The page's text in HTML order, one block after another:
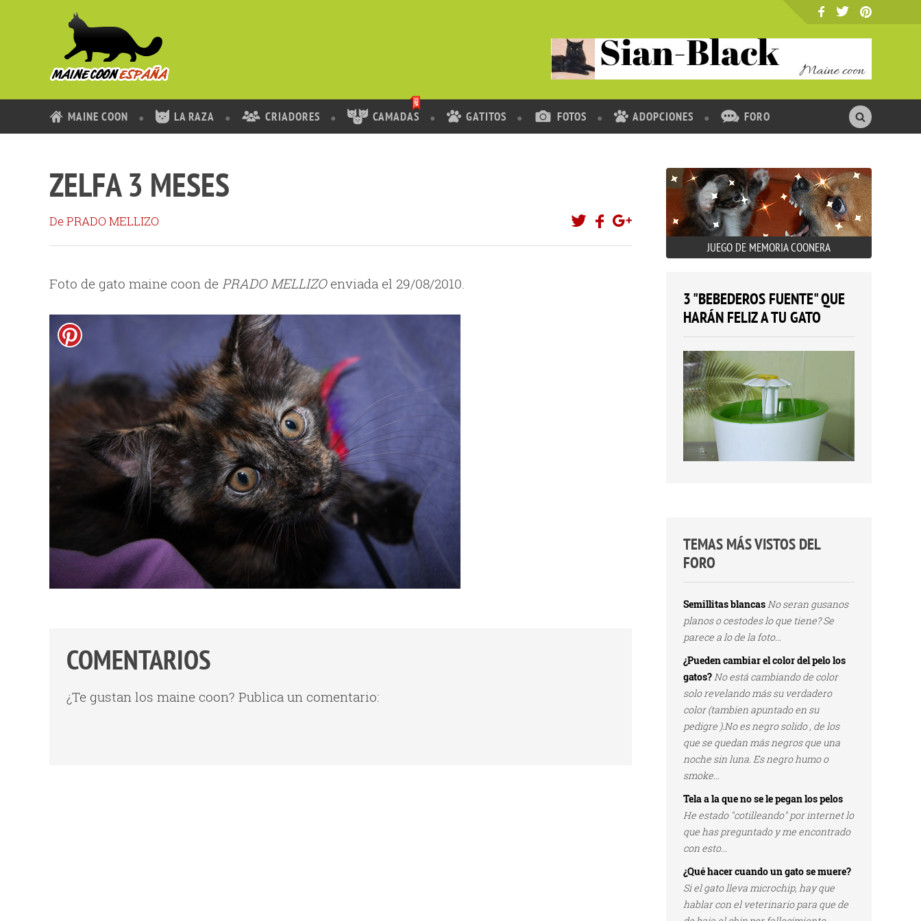
MAINE COON LA RAZA CRIADORES CAMADAS GATITOS FOTOS ADOPCIONES FORO
ZELFA 3 MESES
De PRADO MELLIZO
Foto de gato maine coon de PRADO MELLIZOenviada el 29/08/2010.
COMENTARIOS
¿Te gustan los maine coon? Publica un comentario:
JUEGO DE MEMORIA COONERA
3 "BEBEDEROS FUENTE" QUE
HARÁN FELIZ A TU GATO
TEMAS MÁS VISTOS DEL
FORO
Semillitas blancasNo seran gusanos
planos o cestodes lo que tiene? Se
parece a lo de la foto...
¿Pueden cambiar el color del pelo los
gatos?No está cambiando de color
solo revelando más su verdadero
color (tambien apuntado en su
pedigre ).No es negro solido , de los
que se quedan más negros que una
noche sin luna. Es negro humo o
smoke...
Tela a la que no se le pegan los pelos
He estado "cotilleando" por internet lo
que has preguntado y me encontrado
con esto...
¿Qué hacer cuando un gato se muere?
Si el gato lleva microchip, hay que
hablar con el veterinario para que de